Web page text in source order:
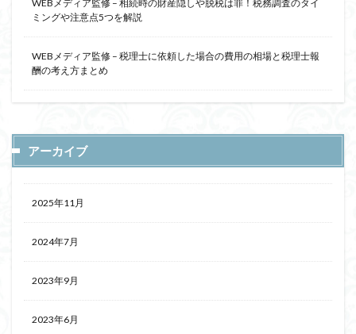
WEBメディア監修 – 相続時の財産隠しや脱税は罪！税務調査のタイ
ミングや注意点5つを解説
WEBメディア監修 – 税理士に依頼した場合の費用の相場と税理士報
酬の考え方まとめ
アーカイブ
2025年11月
2024年7月
2023年9月
2023年6月